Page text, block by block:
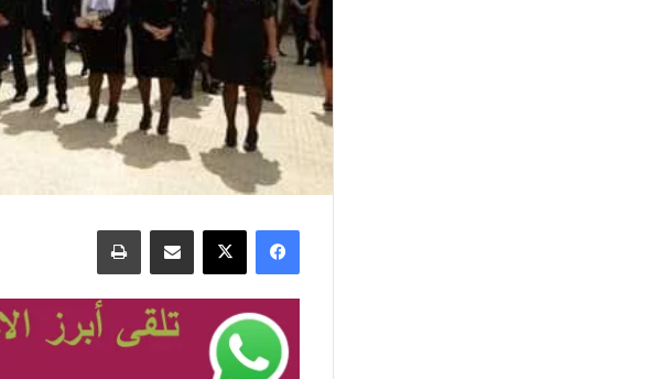
فيسبوك ‫X مشاركة عبر البريد طباعة